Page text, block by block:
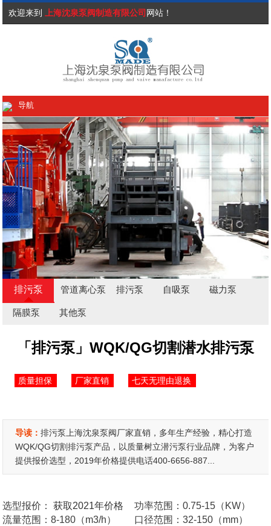
欢迎来到 上海沈泉泵阀制造有限公司 网站！
导航
排污泵 管道离心泵 排污泵 自吸泵 磁力泵
隔膜泵 其他泵
「排污泵」WQK/QG切割潜水排污泵
质量担保 厂家直销 七天无理由退换
导读：排污泵上海沈泉泵阀厂家直销，多年生产经验，精心打造
WQK/QG切割排污泵产品，以质量树立潜污泵行业品牌，为客户
提供报价选型，2019年价格提供电话400-6656-887...
选型报价：
获取2021年价格
流量范围：8-180（m3/h）
功率范围：0.75-15（KW）
口径范围：32-150（mm）